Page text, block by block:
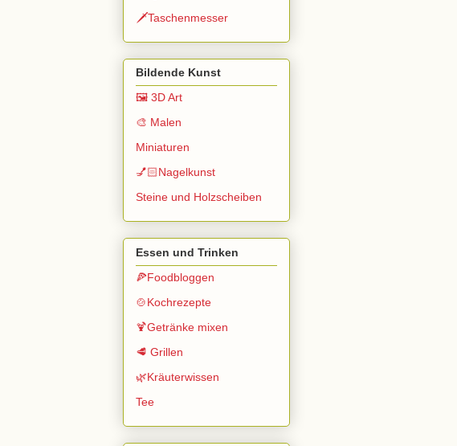
🗡️Taschenmesser
Bildende Kunst
🖼️ 3D Art
🎨 Malen
Miniaturen
💅🏻Nagelkunst
Steine und Holzscheiben
Essen und Trinken
🍕Foodbloggen
🍲Kochrezepte
🍹Getränke mixen
🥩 Grillen
🌿Kräuterwissen
Tee